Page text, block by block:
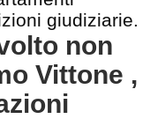
giudiziarie.
non
Vittone ,